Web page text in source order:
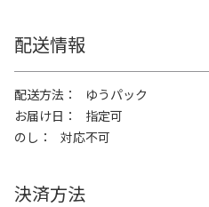
配送情報
配送方法
ゆうパック
お届け日
指定可
のし
対応不可
決済方法